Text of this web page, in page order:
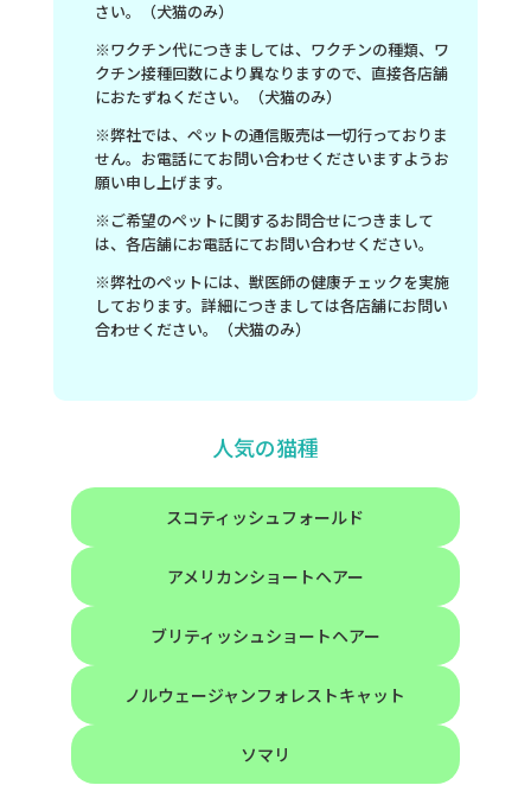
さい。（犬猫のみ）
※ワクチン代につきましては、ワクチンの種類、ワ
クチン接種回数により異なりますので、直接各店舗
におたずねください。（犬猫のみ）
※弊社では、ペットの通信販売は一切行っておりま
せん。お電話にてお問い合わせくださいますようお
願い申し上げます。
※ご希望のペットに関するお問合せにつきまして
は、各店舗にお電話にてお問い合わせください。
※弊社のペットには、獣医師の健康チェックを実施
しております。詳細につきましては各店舗にお問い
合わせください。（犬猫のみ）
人気の猫種
スコティッシュフォールド
アメリカンショートヘアー
ブリティッシュショートヘアー
ノルウェージャンフォレストキャット
ソマリ